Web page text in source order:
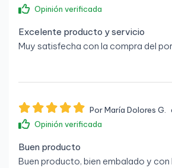
Opinión verificada
Excelente producto y servicio
Muy satisfecha con la compra del
Por María Dolores G.
Opinión verificada
Buen producto
Buen producto, bien embalado y con